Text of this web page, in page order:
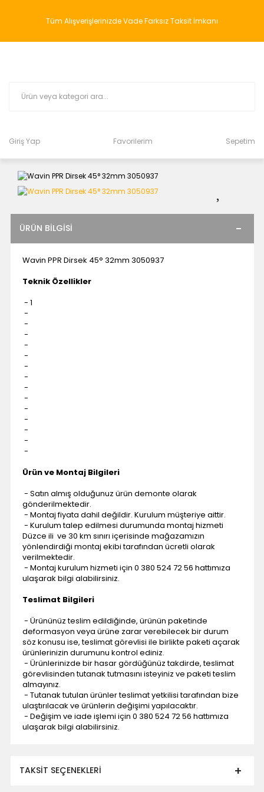
Tüm Alışverişlerinizde Vade Farksız Taksit İmkanı
Giriş Yap Favorilerim Sepetim
ÜRÜN BILGISI
Wavin PPR Dirsek 45° 32mm 3050937
Teknik Özellikler
- 1
-
-
-
-
-
-
-
-
-
-
-
-
-
-
Ürün ve Montaj Bilgileri
- Satın almış olduğunuz ürün demonte olarak
gönderilmektedir.
- Montaj fiyata dahil değildir. Kurulum müşteriye aittir.
- Kurulum talep edilmesi durumunda montaj hizmeti
Düzce ili ve 30 km sınırı içerisinde mağazamızın
yönlendirdiği montaj ekibi tarafından ücretli olarak
verilmektedir.
- Montaj kurulum hizmeti için 0 380 524 72 56 hattımıza
ulaşarak bilgi alabilirsiniz.
Teslimat Bilgileri
- Ürününüz teslim edildiğinde, ürünün paketinde
deformasyon veya ürüne zarar verebilecek bir durum
söz konusu ise, teslimat görevlisi ile birlikte paketi açarak
ürünlerinizin durumunu kontrol ediniz.
- Ürünlerinizde bir hasar gördüğünüz takdirde, teslimat
görevlisinden tutanak tutmasını isteyiniz ve paketi teslim
almayınız.
- Tutanak tutulan ürünler teslimat yetkilisi tarafından bize
ulaştırılacak ve ürünlerin değişimi yapılacaktır.
- Değişim ve iade işlemi için 0 380 524 72 56 hattımıza
ulaşarak bilgi alabilirsiniz.
TAKSIT SEÇENEKLERI